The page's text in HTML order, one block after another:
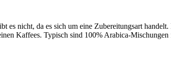
es nicht, da es sich um eine Zubereitungsart
Kaffees. Typisch sind 100% Arabica-